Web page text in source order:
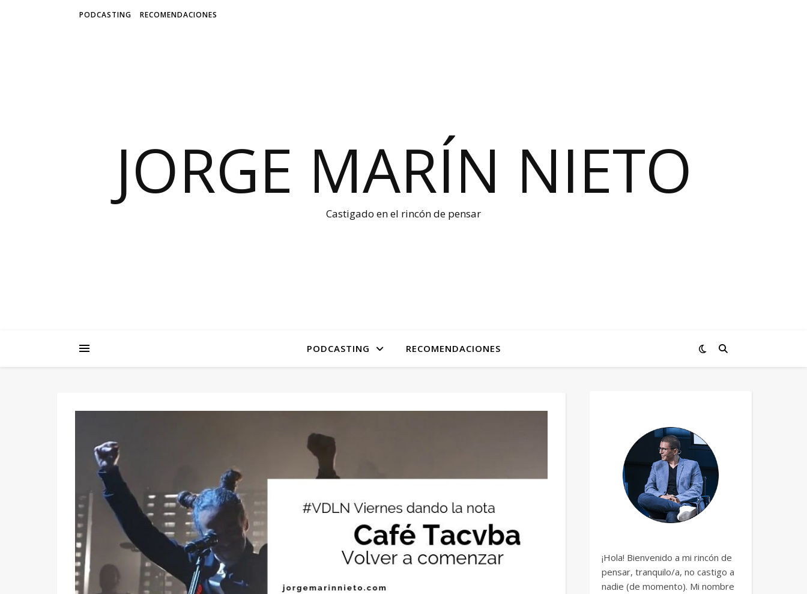
PODCASTING RECOMENDACIONES
JORGE MARÍN NIETO
Castigado en el rincón de pensar
PODCASTING RECOMENDACIONES
¡Hola! Bienvenido a mi rincón de
pensar, tranquilo/a, no castigo a
nadie (de momento). Mi nombre